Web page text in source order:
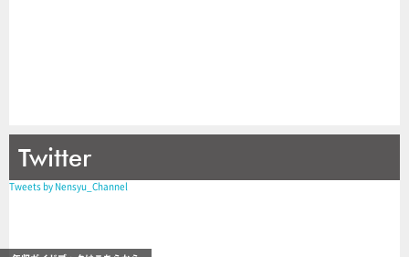
Twitter
Tweets by Nensyu_Channel